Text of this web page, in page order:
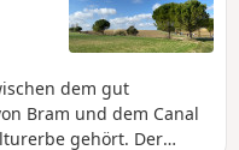
dem gut
Bram und dem Canal
gehört. Der